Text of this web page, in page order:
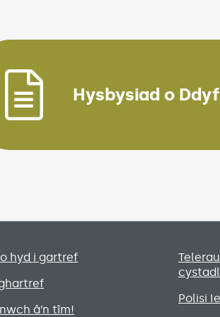
Hysbysiad o
footer menu
hyd i gartref
â’n tîm!
Polisi